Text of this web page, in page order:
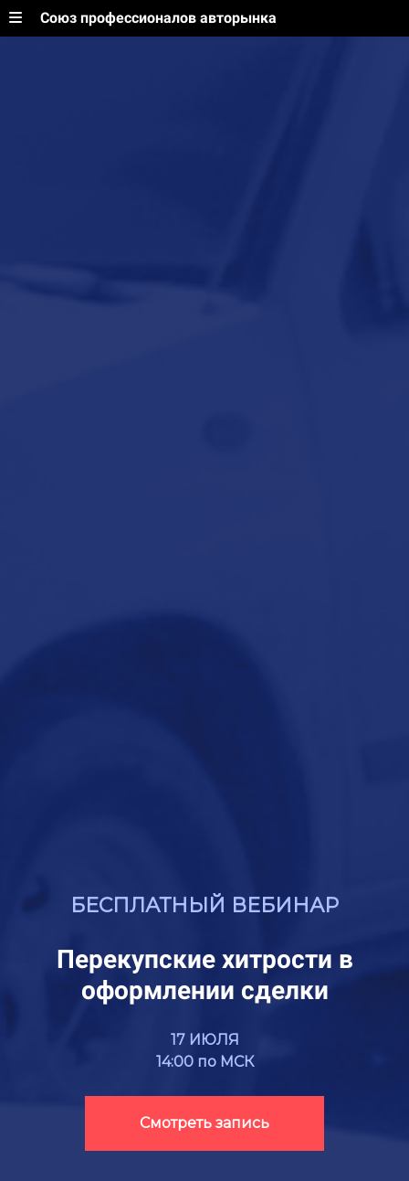
Союз профессионалов авторынка
БЕСПЛАТНЫЙ ВЕБИНАР
Перекупские хитрости в
оформлении сделки
17 ИЮЛЯ
14:00 по МСК
Смотреть запись